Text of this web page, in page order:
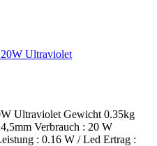
Ultraviolet Gewicht 0.35kg
Verbrauch : 20 W
: 0.16 W / Led Ertrag :